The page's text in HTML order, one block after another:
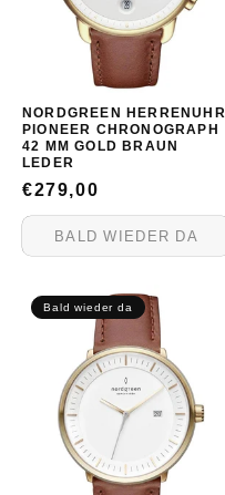
NORDGREEN HERRENUHR
PIONEER CHRONOGRAPH
42 MM GOLD BRAUN
LEDER
NORMALER
PREIS
€279,00
BALD WIEDER DA
Bald wieder da